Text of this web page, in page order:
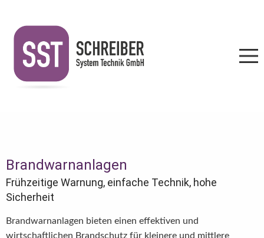
Brandwarnanlagen
Frühzeitige Warnung, einfache Technik, hohe
Sicherheit
Brandwarnanlagen bieten einen effektiven und
wirtschaftlichen Brandschutz für kleinere und mittlere